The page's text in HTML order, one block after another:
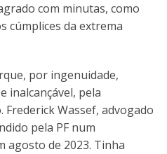
com minutas, como
cúmplices da extrema
por ingenuidade,
inalcançável, pela
Wassef, advogado
pela PF num
agosto de 2023. Tinha